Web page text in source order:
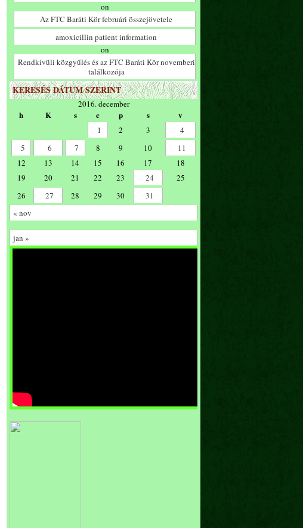
on
Az FTC Baráti Kör februári összejövetele
amoxicillin patient information
on
Rendkívüli közgyűlés és az FTC Baráti Kör novemberi
találkozója
KERESÉS DÁTUM SZERINT
2016. december
h K s c p s v
1 2 3
4
5
6 7 8 9 10
11
12
13 14 15 16 17
18
19
20 21 22 23 24
25
26
27 28 29 30
31
« nov
jan »